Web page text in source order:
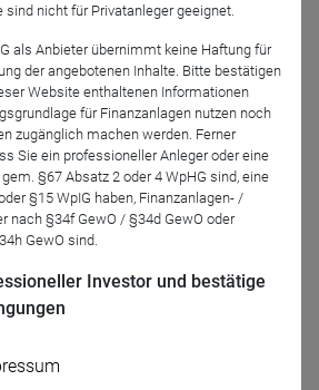
sind nicht für Privatanleger geeignet.
als Anbieter übernimmt keine Haftung für
der angebotenen Inhalte. Bitte bestätigen
Website enthaltenen Informationen
für Finanzanlagen nutzen noch
zugänglich machen werden. Ferner
Sie ein professioneller Anleger oder eine
§67 Absatz 2 oder 4 WpHG sind, eine
§15 WpIG haben, Finanzanlagen- /
nach §34f GewO / §34d GewO oder
GewO sind.
Investor und bestätige